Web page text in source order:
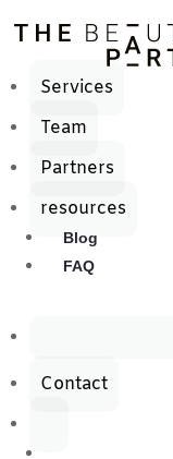
Services
Team
Partners
resources
Blog
FAQ
Contact
Accueil/